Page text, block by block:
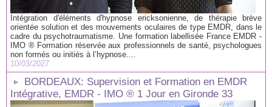
Intégration d'éléments d'hypnose ericksonienne, de thérapie brève
orientée solution et des mouvements oculaires de type EMDR, dans le
cadre du psychotraumatisme. Une formation labellisée France EMDR -
IMO ® Formation réservée aux professionnels de santé, psychologues
non formés ou initiés à l’hypnose....
10/03/2027
BORDEAUX: Supervision et Formation en EMDR
Intégrative, EMDR - IMO ® 1 Jour en Gironde 33